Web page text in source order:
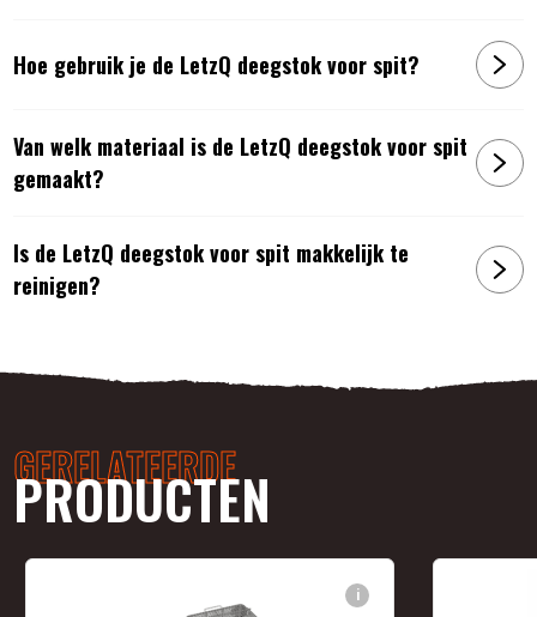
Hoe gebruik je de LetzQ deegstok voor spit?
Van welk materiaal is de LetzQ deegstok voor spit
gemaakt?
Is de LetzQ deegstok voor spit makkelijk te
reinigen?
GERELATEERDE
PRODUCTEN
i